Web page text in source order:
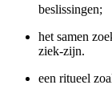
beslissingen;
het samen
ziek-zijn.
een ritueel